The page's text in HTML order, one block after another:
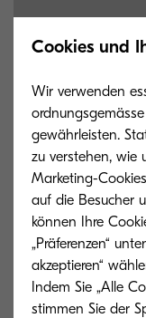
ECOSYS P8060cdn
Cookies und
Wir verwenden
gewährleisten.
zu verstehen, wie
Marketing-
auf die Besucher
können Ihre
„Präferenzen“
akzeptieren“
Indem Sie „Alle
stimmen Sie der